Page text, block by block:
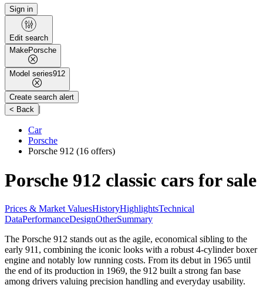
Sign in
Edit search
MakePorsche
Model series912
Create search alert
< Back |
Car
Porsche
Porsche 912 (16 offers)
Porsche 912 classic cars for sale
Prices & Market ValuesHistoryHighlightsTechnical
DataPerformanceDesignOtherSummary
The Porsche 912 stands out as the agile, economical sibling to the
early 911, combining the iconic looks with a robust 4-cylinder boxer
engine and notably low running costs. From its debut in 1965 until
the end of its production in 1969, the 912 built a strong fan base
among drivers valuing precision handling and everyday usability.